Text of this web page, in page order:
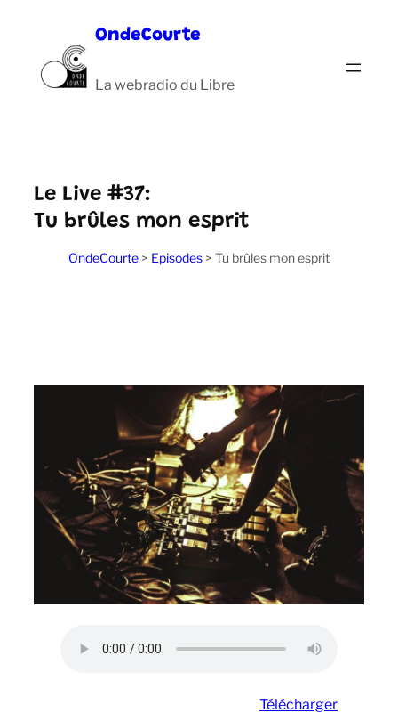
contenu
OndeCourte
La webradio du Libre
Le Live #37:
Tu brûles mon esprit
OndeCourte > Episodes > Tu brûles mon esprit
Télécharger